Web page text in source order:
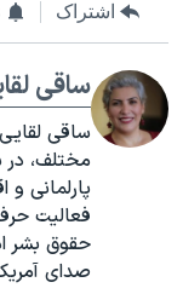
اشتراک
ساقی
ساقی
فعالیت
صدای